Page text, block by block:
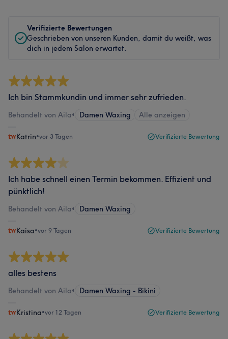
Verifizierte Bewertungen
Geschrieben von unseren Kunden, damit du weißt, was
dich in jedem Salon erwartet.
Ich bin Stammkundin und immer sehr zufrieden.
Behandelt von Aila• Damen Waxing Alle anzeigen
Katrin•vor 3 Tagen Verifizierte Bewertung
Ich habe schnell einen Termin bekommen. Effizient und
pünktlich!
Behandelt von Aila• Damen Waxing
Kaisa•vor 9 Tagen Verifizierte Bewertung
alles bestens
Behandelt von Aila• Damen Waxing - Bikini
Kristina•vor 12 Tagen Verifizierte Bewertung